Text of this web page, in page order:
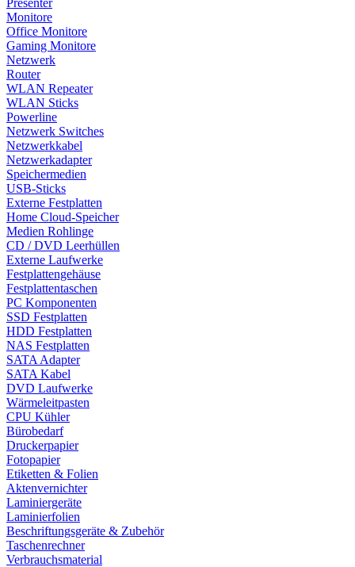
Presenter
Monitore
Office Monitore
Gaming Monitore
Netzwerk
Router
WLAN Repeater
WLAN Sticks
Powerline
Netzwerk Switches
Netzwerkkabel
Netzwerkadapter
Speichermedien
USB-Sticks
Externe Festplatten
Home Cloud-Speicher
Medien Rohlinge
CD / DVD Leerhüllen
Externe Laufwerke
Festplattengehäuse
Festplattentaschen
PC Komponenten
SSD Festplatten
HDD Festplatten
NAS Festplatten
SATA Adapter
SATA Kabel
DVD Laufwerke
Wärmeleitpasten
CPU Kühler
Bürobedarf
Druckerpapier
Fotopapier
Etiketten & Folien
Aktenvernichter
Laminiergeräte
Laminierfolien
Beschriftungsgeräte & Zubehör
Taschenrechner
Verbrauchsmaterial